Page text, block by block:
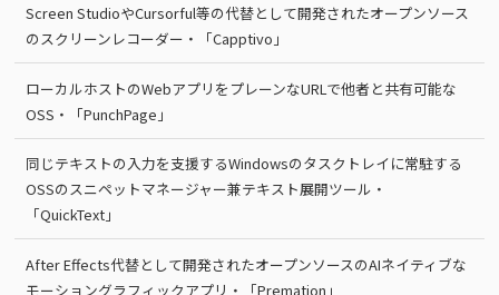
Screen StudioやCursorful等の代替として開発されたオープンソース
のスクリーンレコーダー・「Capptivo」
ローカルホストのWebアプリをプレーンなURLで他者と共有可能な
OSS・「PunchPage」
同じテキストの入力を支援するWindowsのタスクトレイに常駐する
OSSのスニペットマネージャー兼テキスト展開ツール・
「QuickText」
After Effects代替として開発されたオープンソースのAIネイティブな
モーショングラフィックアプリ・「Premation」